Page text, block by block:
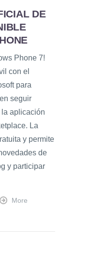
DE
Phone 7!
con el
para
seguir
aplicación
La
y permite
de
y participar
More